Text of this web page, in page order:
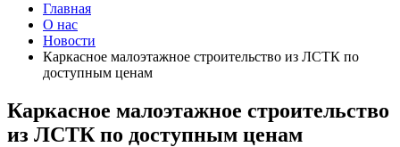
Главная
О нас
Новости
Каркасное малоэтажное строительство из ЛСТК по
доступным ценам
Каркасное малоэтажное строительство
из ЛСТК по доступным ценам